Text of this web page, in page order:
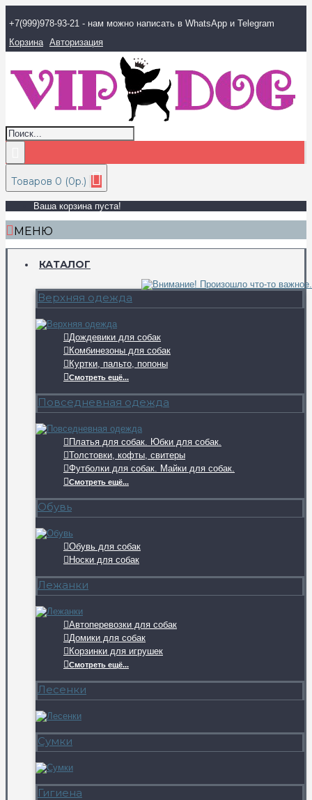
+7(999)978-93-21 - нам можно написать в WhatsApp и Telegram
Корзина Авторизация
Товаров 0 (0р.)
Ваша корзина пуста!
МЕНЮ
КАТАЛОГ
Верхняя одежда
Дождевики для собак
Комбинезоны для собак
Куртки, пальто, попоны
Смотреть ещё...
Повседневная одежда
Платья для собак. Юбки для собак.
Толстовки, кофты, свитеры
Футболки для собак. Майки для собак.
Смотреть ещё...
Обувь
Обувь для собак
Носки для собак
Лежанки
Автоперевозки для собак
Домики для собак
Корзинки для игрушек
Смотреть ещё...
Лесенки
Сумки
Гигиена